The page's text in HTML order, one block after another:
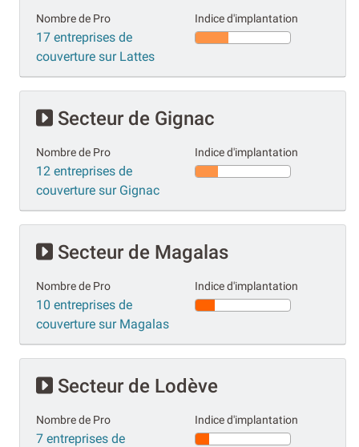
Nombre de Pro
17 entreprises de
couverture sur Lattes
Indice d'implantation
Secteur de Gignac
Nombre de Pro
12 entreprises de
couverture sur Gignac
Indice d'implantation
Secteur de Magalas
Nombre de Pro
10 entreprises de
couverture sur Magalas
Indice d'implantation
Secteur de Lodève
Nombre de Pro
7 entreprises de
Indice d'implantation